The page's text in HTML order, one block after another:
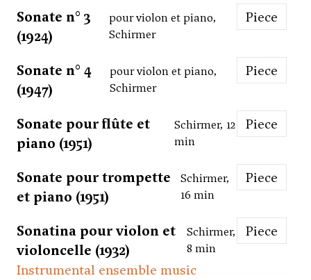
Sonate n° 3
(1924)
pour violon et piano,
Schirmer
Piece
Sonate n° 4
(1947)
pour violon et piano,
Schirmer
Piece
Sonate pour flûte et
piano (1951)
Schirmer, 12
min
Piece
Sonate pour trompette
et piano (1951)
Schirmer,
16 min
Piece
Sonatina pour violon et
violoncelle (1932)
Schirmer,
8 min
Piece
Instrumental ensemble music